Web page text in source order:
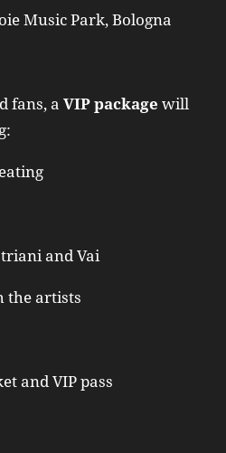
Music Park, Bologna
fans, a VIP package will
and Vai
the artists
and VIP pass